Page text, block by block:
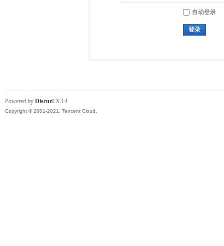
自动登录
登录
Powered by Discuz! X3.4
Copyright © 2001-2021, Tencent Cloud.